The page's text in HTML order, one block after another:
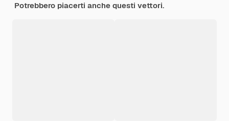
Potrebbero piacerti anche questi vettori.